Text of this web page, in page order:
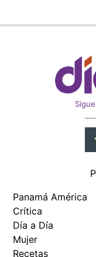
Panamá América
Crítica
Día a Día
Mujer
Recetas